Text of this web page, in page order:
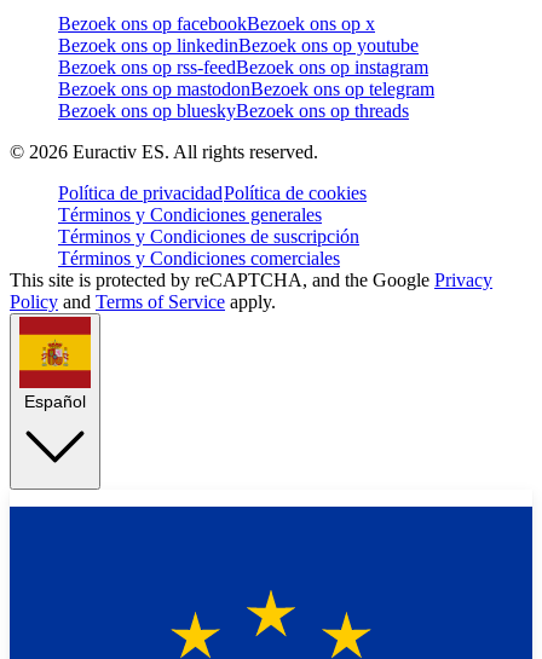
Bezoek ons op facebookBezoek ons op x
Bezoek ons op linkedinBezoek ons op youtube
Bezoek ons op rss-feedBezoek ons op instagram
Bezoek ons op mastodonBezoek ons op telegram
Bezoek ons op blueskyBezoek ons op threads
© 2026 Euractiv ES. All rights reserved.
Política de privacidadPolítica de cookies
Términos y Condiciones generales
Términos y Condiciones de suscripción
Términos y Condiciones comerciales
This site is protected by reCAPTCHA, and the Google Privacy
Policy and Terms of Service apply.
Español